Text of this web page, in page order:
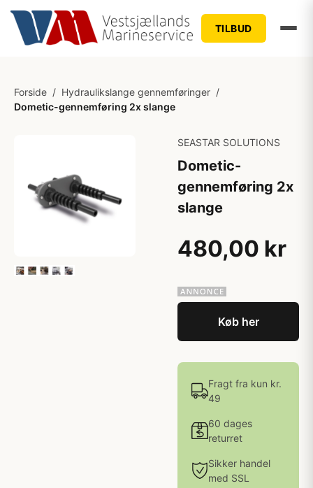
TILBUD
Forside / Hydraulikslange gennemføringer /
Dometic-gennemføring 2x slange
SEASTAR SOLUTIONS
Dometic-
gennemføring 2x
slange
480,00 kr
Køb her
Fragt fra kun kr.
49
60 dages
returret
Sikker handel
med SSL